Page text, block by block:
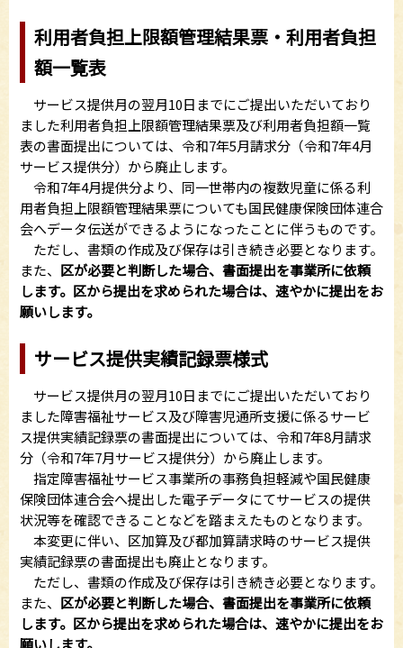
利用者負担上限額管理結果票・利用者負担
額一覧表
サービス提供月の翌月10日までにご提出いただいており
ました利用者負担上限額管理結果票及び利用者負担額一覧
表の書面提出については、令和7年5月請求分（令和7年4月
サービス提供分）から廃止します。
令和7年4月提供分より、同一世帯内の複数児童に係る利
用者負担上限額管理結果票についても国民健康保険団体連合
会へデータ伝送ができるようになったことに伴うものです。
ただし、書類の作成及び保存は引き続き必要となります。
また、 区が必要と判断した場合、書面提出を事業所に依頼
します。区から提出を求められた場合は、速やかに提出をお
願いします。
サービス提供実績記録票様式
サービス提供月の翌月10日までにご提出いただいており
ました障害福祉サービス及び障害児通所支援に係るサービ
ス提供実績記録票の書面提出については、令和7年8月請求
分（令和7年7月サービス提供分）から廃止します。
指定障害福祉サービス事業所の事務負担軽減や国民健康
保険団体連合会へ提出した電子データにてサービスの提供
状況等を確認できることなどを踏まえたものとなります。
本変更に伴い、区加算及び都加算請求時のサービス提供
実績記録票の書面提出も廃止となります。
ただし、書類の作成及び保存は引き続き必要となります。
また、 区が必要と判断した場合、書面提出を事業所に依頼
します。区から提出を求められた場合は、速やかに提出をお
願いします。